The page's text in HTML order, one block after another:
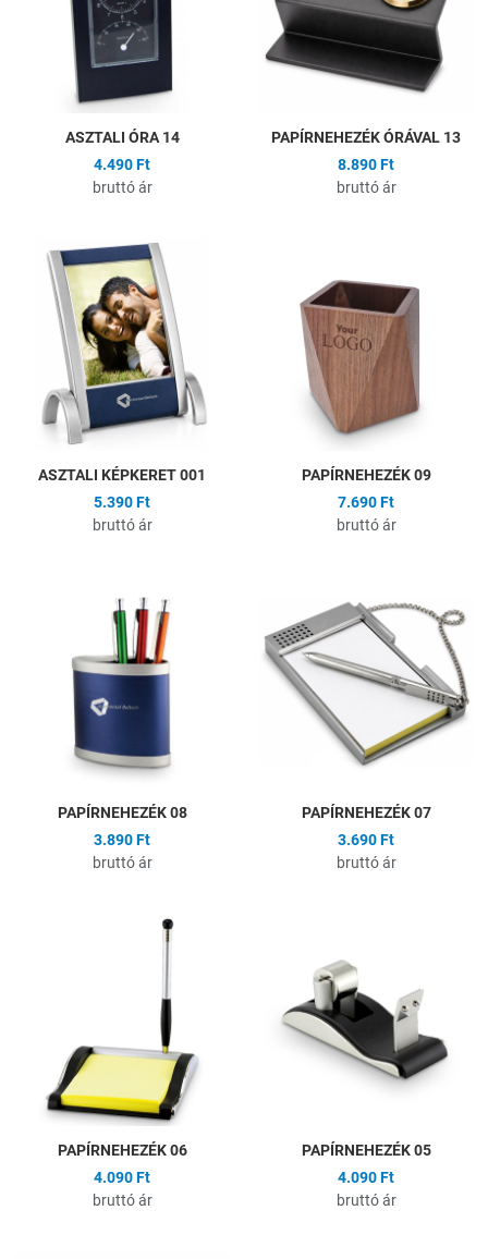
Gyors nézet
ASZTALI ÓRA 14
4.490 Ft
bruttó ár
PAPÍRNEHEZÉK ÓRÁVAL 13
8.890 Ft
bruttó ár
Összehasonlítás
Gyors nézet
ASZTALI KÉPKERET 001
5.390 Ft
bruttó ár
PAPÍRNEHEZÉK 09
7.690 Ft
bruttó ár
Összehasonlítás
Gyors nézet
PAPÍRNEHEZÉK 08
3.890 Ft
bruttó ár
PAPÍRNEHEZÉK 07
3.690 Ft
bruttó ár
Összehasonlítás
Gyors nézet
PAPÍRNEHEZÉK 06
4.090 Ft
bruttó ár
PAPÍRNEHEZÉK 05
4.090 Ft
bruttó ár